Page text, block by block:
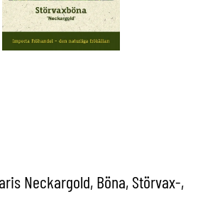
Neckargold, Böna, Störvax-,